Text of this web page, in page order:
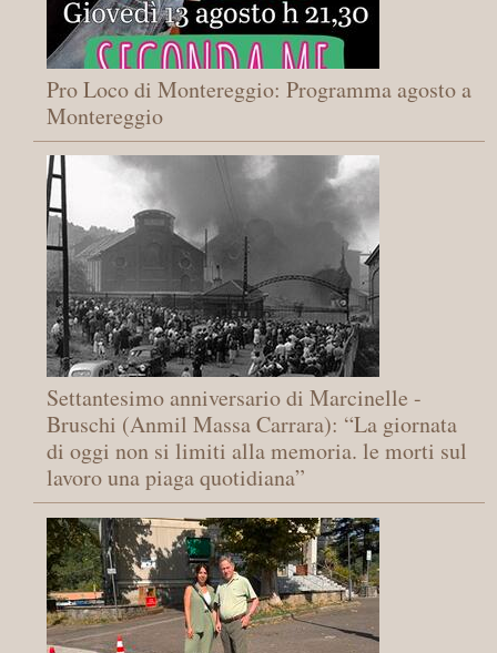
Pro Loco di Montereggio: Programma agosto a
Montereggio
Settantesimo anniversario di Marcinelle -
Bruschi (Anmil Massa Carrara): “La giornata
di oggi non si limiti alla memoria. le morti sul
lavoro una piaga quotidiana”